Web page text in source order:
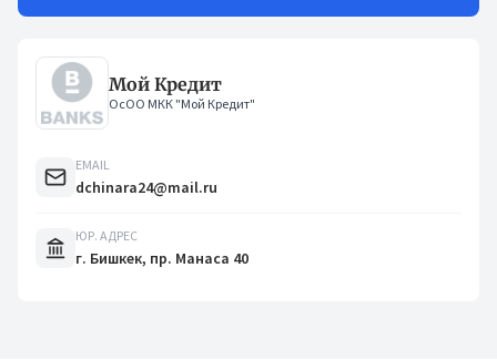
Мой Кредит
ОсОО МКК "Мой Кредит"
EMAIL
dchinara24@mail.ru
ЮР. АДРЕС
г. Бишкек, пр. Манаса 40